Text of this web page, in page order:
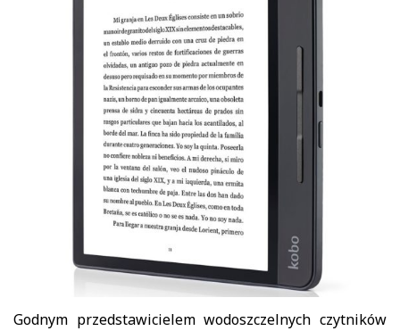
Godnym przedstawicielem wodoszczelnych czytników